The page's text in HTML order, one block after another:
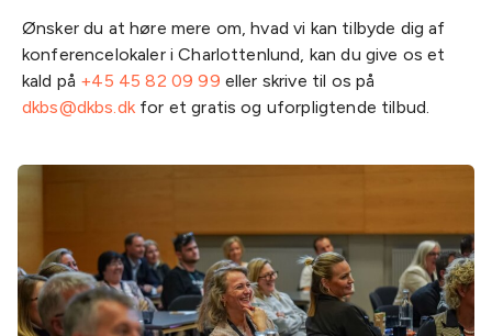
Ønsker du at høre mere om, hvad vi kan tilbyde dig af
konferencelokaler i Charlottenlund, kan du give os et
kald på +45 45 82 09 99 eller skrive til os på
dkbs@dkbs.dkfor et gratis og uforpligtende tilbud.